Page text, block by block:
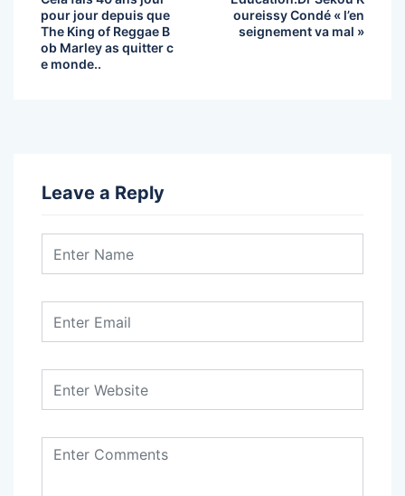
pour jour depuis que
The King of Reggae B
ob Marley as quitter c
e monde..
oureissy Condé « l’en
seignement va mal »
Leave a Reply